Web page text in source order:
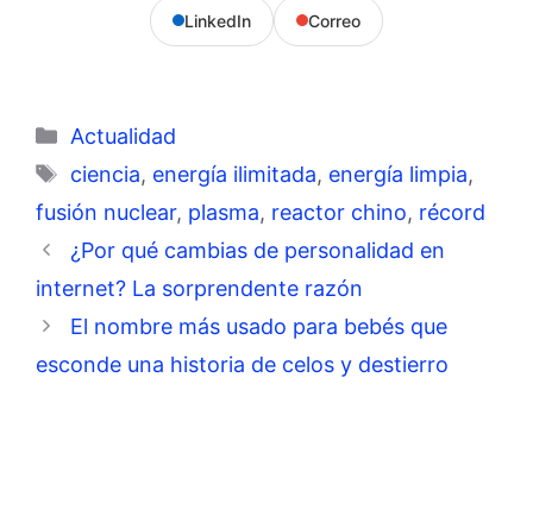
LinkedIn Correo
Categorías
Actualidad
Etiquetas
ciencia, energía ilimitada, energía limpia,
fusión nuclear, plasma, reactor chino, récord
¿Por qué cambias de personalidad en
internet? La sorprendente razón
El nombre más usado para bebés que
esconde una historia de celos y destierro